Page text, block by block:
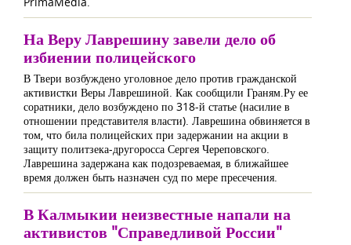
На Веру Лаврешину завели дело об
избиении полицейского
В Твери возбуждено уголовное дело против гражданской
активистки Веры Лаврешиной. Как сообщили Граням.Ру ее
соратники, дело возбуждено по 318-й статье (насилие в
отношении представителя власти). Лаврешина обвиняется в
том, что била полицейских при задержании на акции в
защиту политзека-другоросса Сергея Череповского.
Лаврешина задержана как подозреваемая, в ближайшее
время должен быть назначен суд по мере пресечения.
В Калмыкии неизвестные напали на
активистов "Справедливой России"